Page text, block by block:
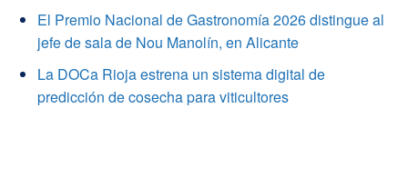
El Premio Nacional de Gastronomía 2026 distingue al
jefe de sala de Nou Manolín, en Alicante
La DOCa Rioja estrena un sistema digital de
predicción de cosecha para viticultores